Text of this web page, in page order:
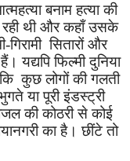
बनाम हत्या की
रही थी और कहाँ उसके
सितारों और
यद्यपि फिल्मी दुनिया
कुछ लोगों की गलती
या पूरी इंडस्ट्री
की कोठरी से कोई
का है। छींटे तो